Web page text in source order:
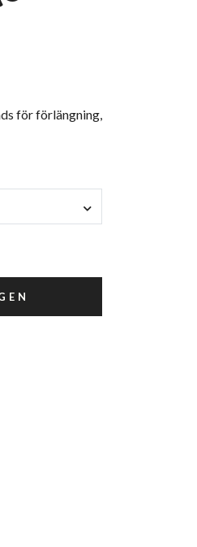
för förlängning,